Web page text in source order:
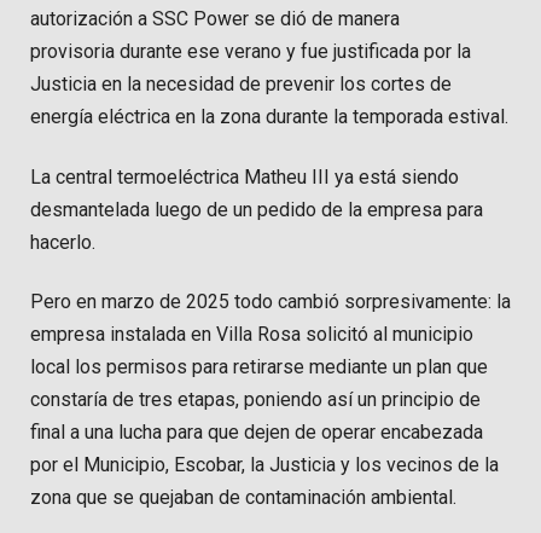
autorización a SSC Power se dió de manera
provisoria durante ese verano y fue justificada por la
Justicia en la necesidad de prevenir los cortes de
energía eléctrica en la zona durante la temporada estival.
La central termoeléctrica Matheu III ya está siendo
desmantelada luego de un pedido de la empresa para
hacerlo.
Pero en marzo de 2025 todo cambió sorpresivamente: la
empresa instalada en Villa Rosa solicitó al municipio
local los permisos para retirarse mediante un plan que
constaría de tres etapas, poniendo así un principio de
final a una lucha para que dejen de operar encabezada
por el Municipio, Escobar, la Justicia y los vecinos de la
zona que se quejaban de contaminación ambiental.